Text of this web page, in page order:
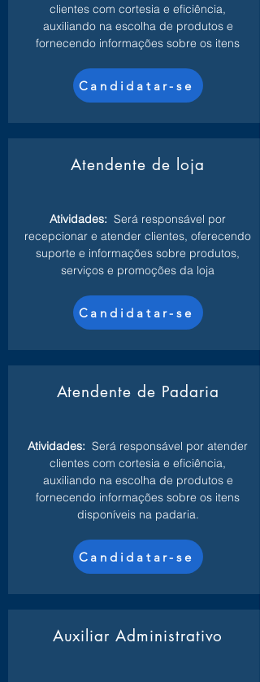
clientes com cortesia e eficiência,
auxiliando na escolha de produtos e
fornecendo informações sobre os itens
Candidatar-se
Atendente de loja
Atividades: Será responsável por
recepcionar e atender clientes, oferecendo
suporte e informações sobre produtos,
serviços e promoções da loja
Candidatar-se
Atendente de Padaria
Atividades: Será responsável por atender
clientes com cortesia e eficiência,
auxiliando na escolha de produtos e
fornecendo informações sobre os itens
disponíveis na padaria.
Candidatar-se
Auxiliar Administrativo